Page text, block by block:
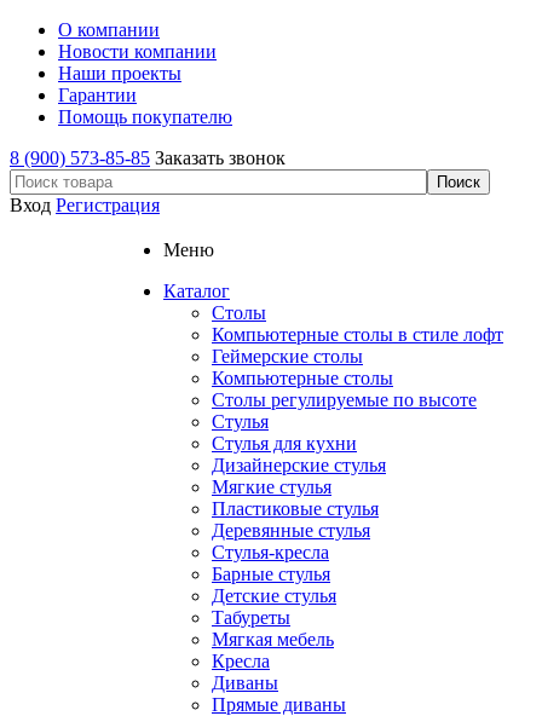
О компании
Новости компании
Наши проекты
Гарантии
Помощь покупателю
8 (900) 573-85-85 Заказать звонок
Вход Регистрация
Меню
Каталог
Столы
Компьютерные столы в стиле лофт
Геймерские столы
Компьютерные столы
Столы регулируемые по высоте
Стулья
Стулья для кухни
Дизайнерские стулья
Мягкие стулья
Пластиковые стулья
Деревянные стулья
Стулья-кресла
Барные стулья
Детские стулья
Табуреты
Мягкая мебель
Кресла
Диваны
Прямые диваны